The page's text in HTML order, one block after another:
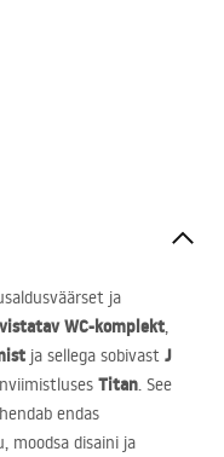
ja
WC-komplekt,
ja sellega sobivast J
Titan. See
endas
moodsa disaini ja